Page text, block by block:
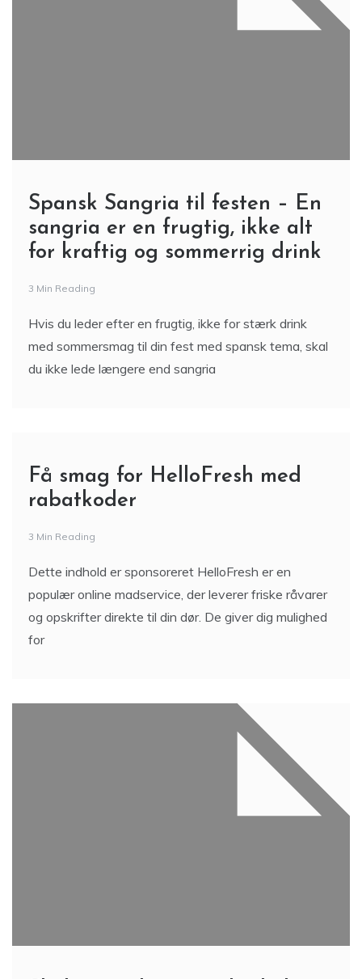
Spansk Sangria til festen – En
sangria er en frugtig, ikke alt
for kraftig og sommerrig drink
3 Min Reading
Hvis du leder efter en frugtig, ikke for stærk drink
med sommersmag til din fest med spansk tema, skal
du ikke lede længere end sangria
Få smag for HelloFresh med
rabatkoder
3 Min Reading
Dette indhold er sponsoreret HelloFresh er en
populær online madservice, der leverer friske råvarer
og opskrifter direkte til din dør. De giver dig mulighed
for